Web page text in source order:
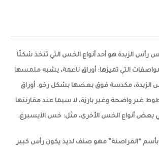
رأس الزبدة هو أحد أنواع الخس التي تتخذ شكلًا
التي تميزها: أوراق ناعمة، يشبه ملمسها
الزبدة، مكدسة فوق بعضها بشكل رخو. أوراق
غير واضحة وغير بارزة، لا سيما عند مقارنتها
بعض أنواع الخس الأخرى، مثل: خس الآيسبرغ.
“القراصنة” فهو صنف لذيذ يكون رأس كبير